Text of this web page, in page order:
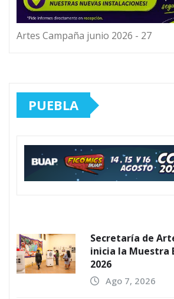
Artes Campaña junio 2026 - 27
PUEBLA
Secretaría de
inicia la Muestra
2026
Ago 7, 2026